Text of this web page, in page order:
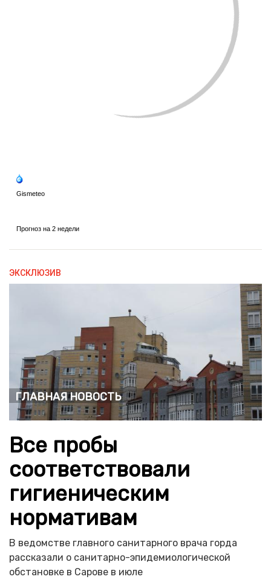
ЭКСКЛЮЗИВ
Главная новость
Все пробы
соответствовали
гигиеническим
нормативам
В ведомстве главного санитарного врача горда
рассказали о санитарно-эпидемиологической
обстановке в Сарове в июле